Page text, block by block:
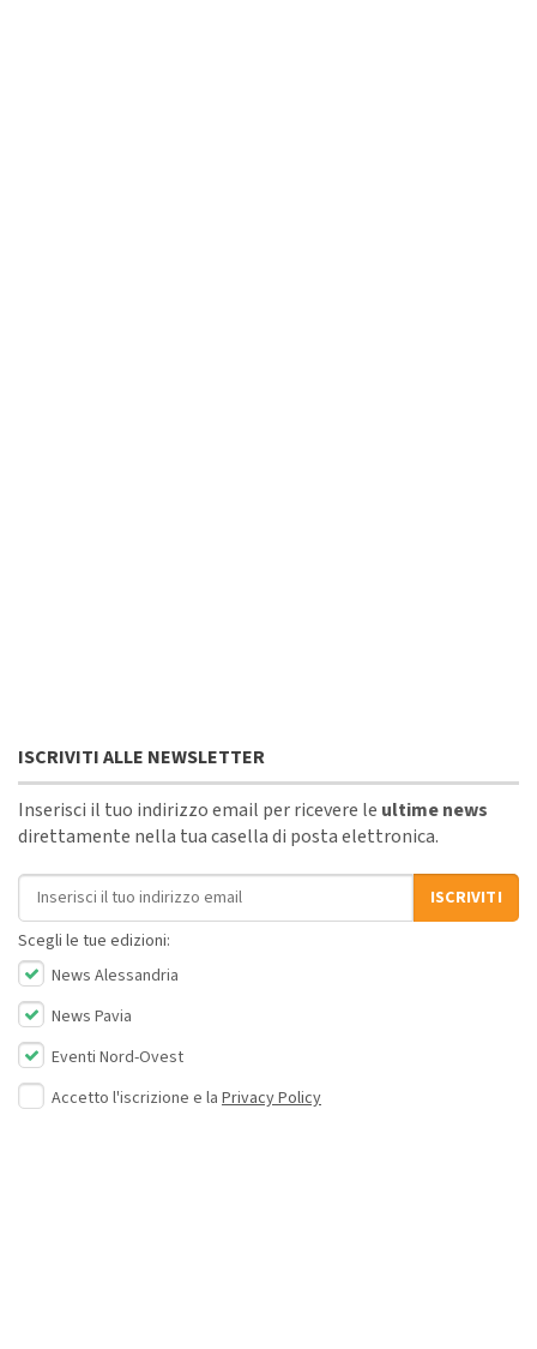
ISCRIVITI ALLE NEWSLETTER
Inserisci il tuo indirizzo email per ricevere le ultime news
direttamente nella tua casella di posta elettronica.
Indirizzo email
ISCRIVITI
Scegli le tue edizioni:
News Alessandria
News Pavia
Eventi Nord-Ovest
Accetto l'iscrizione e la Privacy Policy